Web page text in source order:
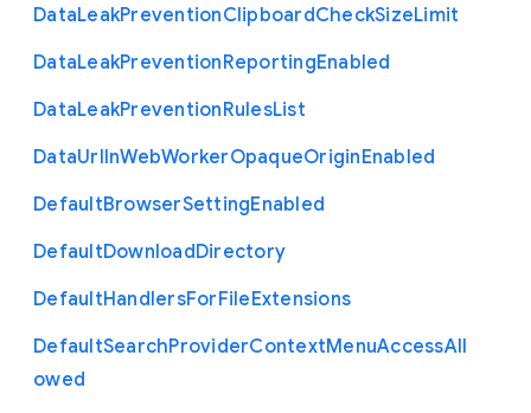
DataLeakPreventionClipboardCheckSizeLimit
DataLeakPreventionReportingEnabled
DataLeakPreventionRulesList
DataUrlInWebWorkerOpaqueOriginEnabled
DefaultBrowserSettingEnabled
DefaultDownloadDirectory
DefaultHandlersForFileExtensions
DefaultSearchProviderContextMenuAccessAll
owed